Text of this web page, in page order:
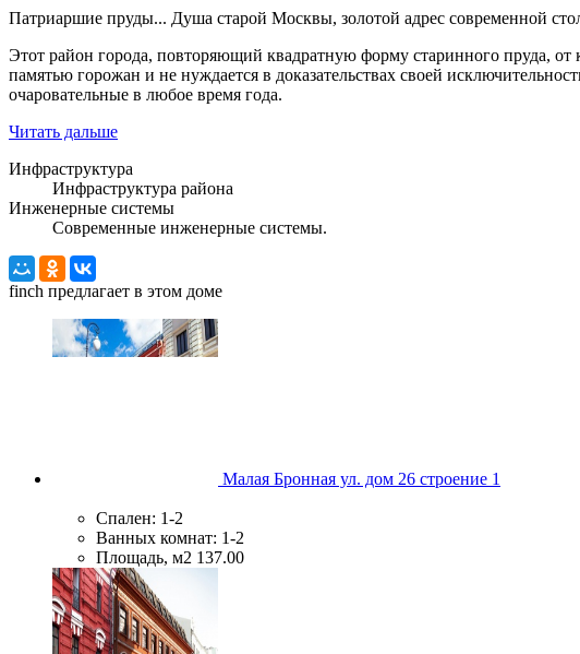
Патриаршие пруды... Душа старой Москвы, золотой адрес современной
Этот район города, повторяющий квадратную форму старинного пруда, от
памятью горожан и не нуждается в доказательствах своей
очаровательные в любое время года.
Читать дальше
Инфраструктура
Инфраструктура района
Инженерные системы
Современные инженерные системы.
finch предлагает в этом доме
Малая Бронная ул. дом 26 строение 1
Спален: 1-2
Ванных комнат: 1-2
Площадь, м2 137.00